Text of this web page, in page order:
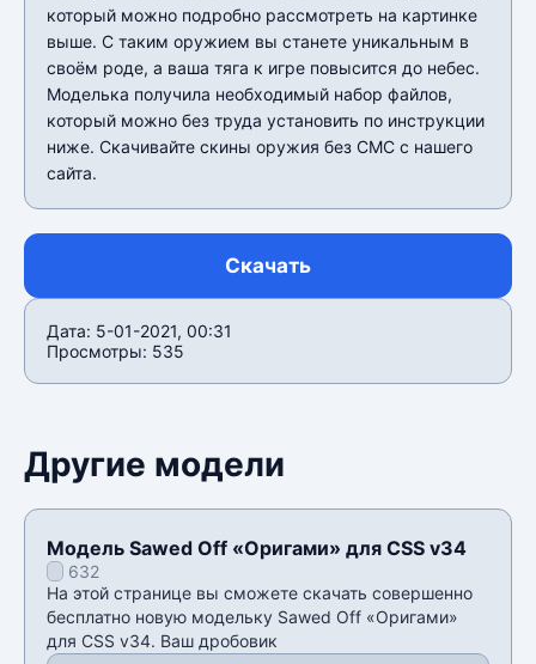
который можно подробно рассмотреть на картинке
выше. С таким оружием вы станете уникальным в
своём роде, а ваша тяга к игре повысится до небес.
Моделька получила необходимый набор файлов,
который можно без труда установить по инструкции
ниже. Скачивайте скины оружия без СМС с нашего
сайта.
Скачать
Дата: 5-01-2021, 00:31
Просмотры: 535
Другие модели
Модель Sawed Off «Оригами» для CSS v34
632
На этой странице вы сможете скачать совершенно
бесплатно новую модельку Sawed Off «Оригами»
для CSS v34. Ваш дробовик